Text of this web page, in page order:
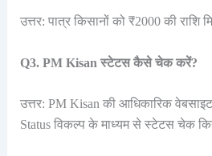
उत्तर: पात्र किसानों को ₹2000 की राशि
Q3. PM Kisan स्टेटस कैसे चेक करें?
उत्तर: PM Kisan की आधिकारिक
Status विकल्प के माध्यम से स्टेटस चेक